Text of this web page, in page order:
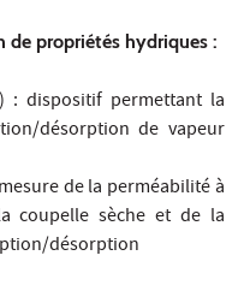
de propriétés hydriques :
: dispositif permettant la
désorption de vapeur
de la perméabilité à
coupelle sèche et de la
désorption